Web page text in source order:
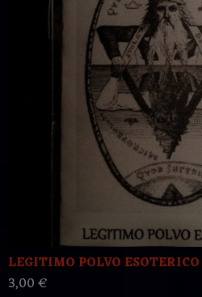
LEGITIMO POLVO
3,00 €